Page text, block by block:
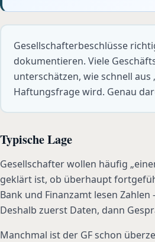
Gesellschafterbeschlüsse
dokumentieren. Viele
unterschätzen, wie schnell aus
Haftungsfrage wird. Genau
Typische Lage
Gesellschafter wollen häufig
geklärt ist, ob überhaupt
Bank und Finanzamt lesen
Deshalb zuerst Daten, dann
Manchmal ist der GF schon